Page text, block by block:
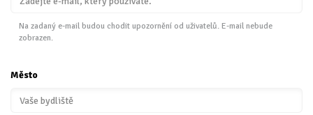
Na zadaný e-mail budou chodit upozornění od uživatelů. E-mail nebude
zobrazen.
Město